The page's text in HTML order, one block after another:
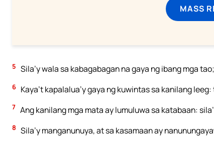
MASS
5 Sila’y wala sa kabagabagan na gaya ng ibang mga
6 Kaya’t kapalalua’y gaya ng kuwintas sa kanilang
7 Ang kanilang mga mata ay lumuluwa sa katabaan:
8 Sila’y manganunuya, at sa kasamaan ay